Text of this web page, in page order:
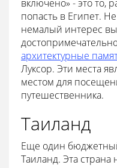
включено» - это то,
попасть в Египет.
немалый интерес
архитектурные
Луксор. Эти места
местом для
путешественника.
Таиланд
Еще один
Таиланд. Эта